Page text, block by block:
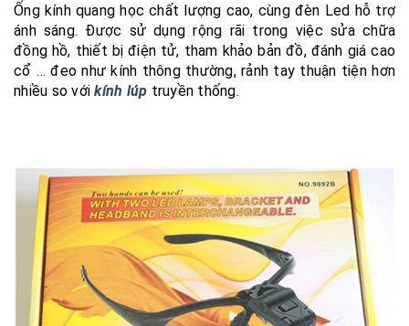
Ống kính quang học chất lượng cao, cùng đèn Led hỗ trợ
ánh sáng. Được sử dụng rộng rãi trong việc sửa chữa
đồng hồ, thiết bị điện tử, tham khảo bản đồ, đánh giá cao
cổ … đeo như kính thông thường, rảnh tay thuận tiện hơn
nhiều so vớikính lúp truyền thống.